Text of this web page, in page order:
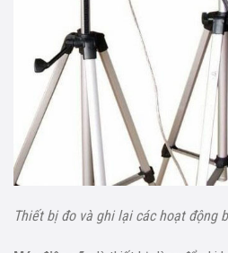
Thiết bị đo và ghi lại các hoạt động